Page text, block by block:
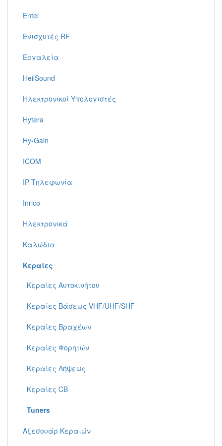
Entel
Ενισχυτές RF
Εργαλεία
HeilSound
Ηλεκτρονικοί Υπολογιστές
Hytera
Hy-Gain
ICOM
IP Τηλεφωνία
Inrico
Ηλεκτρονικά
Καλώδια
Κεραίες
Κεραίες Αυτοκινήτου
Κεραίες Βάσεως VHF/UHF/SHF
Κεραίες Βραχέων
Κεραίες Φορητών
Κεραίες Λήψεως
Κεραίες CB
Tuners
Αξεσουάρ Κεραιών